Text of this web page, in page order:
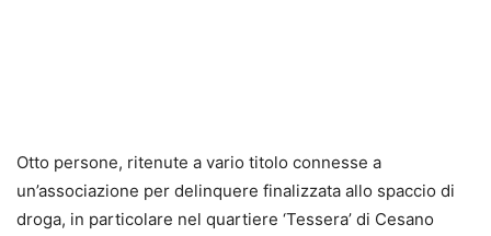
Otto persone, ritenute a vario titolo connesse a
un’associazione per delinquere finalizzata allo spaccio di
droga, in particolare nel quartiere ‘Tessera’ di Cesano